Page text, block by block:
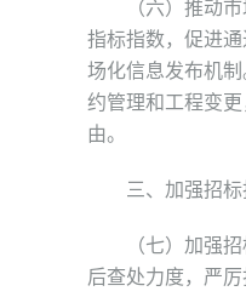
（六）推动市场
指标指数，促进
场化信息发布机
约管理和工程变
由。
三、加强招标
（七）加强招标
后查处力度，严